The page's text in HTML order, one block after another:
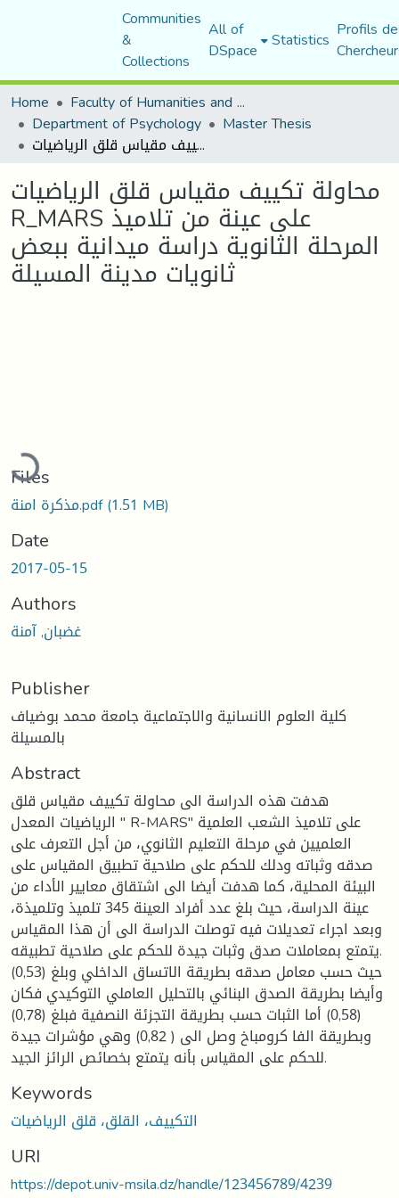
Communities
&
Collections
All of
DSpace Statistics Profils
Home
Faculty of Humanities and Social Sciences
Department of Psychology Master Thesis
محاولة تكييف مقياس قلق الرياضيات R_MARS على عينة من تلاميذ المرحلة الثانوية دراسة ميدانية ببعض ثانويات مدينة المسيلة
محاولة تكييف مقياس قلق الرياضيات
R_MARS على عينة من تلاميذ
المرحلة الثانوية دراسة ميدانية ببعض
ثانويات مدينة المسيلة
Loading...
Files
مذكرة امنة.pdf(1.51 MB)
Date
2017-05-15
Authors
غضبان, آمنة
Publisher
كلية العلوم الانسانية والاجتماعية جامعة محمد بوضياف
بالمسيلة
Abstract
هدفت هذه الدراسة الى محاولة تكييف مقياس قلق
الرياضيات المعدل " R-MARS" على تلاميذ الشعب العلمية
العلميين في مرحلة التعليم الثانوي، من أجل التعرف على
صدقه وثباته ودلك للحكم على صلاحية تطبيق المقياس على
البيئة المحلية، كما هدفت أيضا الى اشتقاق معايير الأداء من
عينة الدراسة، حيث بلغ عدد أفراد العينة 345 تلميذ وتلميذة،
وبعد اجراء تعديلات فيه توصلت الدراسة الى أن هذا المقياس
يتمتع بمعاملات صدق وثبات جيدة للحكم على صلاحية تطبيقه.
حيث حسب معامل صدقه بطريقة الاتساق الداخلي وبلغ (0,53)
وأيضا بطريقة الصدق البنائي بالتحليل العاملي التوكيدي فكان
(0,58) أما الثبات حسب بطريقة التجزئة النصفية فبلغ (0,78)
وبطريقة الفا كرومباخ وصل الى ( 0,82) وهي مؤشرات جيدة
للحكم على المقياس بأنه يتمتع بخصائص الرائز الجيد.
Keywords
التكييف، القلق، قلق الرياضيات
URI
https://depot.univ-msila.dz/handle/123456789/4239